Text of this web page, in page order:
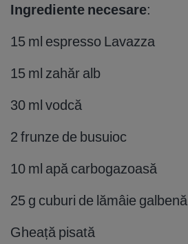
Ingrediente necesare:
15 ml espresso Lavazza
15 ml zahăr alb
30 ml vodcă
2 frunze de busuioc
10 ml apă carbogazoasă
25 g cuburi de lămâie galbenă
Gheață pisată